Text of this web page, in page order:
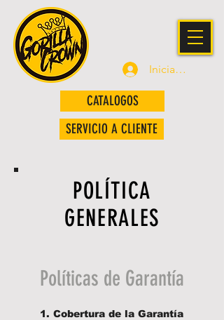
Iniciar sesión
SERVICIO A CLIENTE
CATALOGOS
POLÍTICA
GENERALES
Políticas de Garantía
1. Cobertura de la Garantía